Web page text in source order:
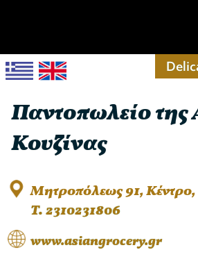
Παντοπωλείο της
Κουζίνας
Μητροπόλεως 91,
T. 2310231806
www.asiangrocery.gr